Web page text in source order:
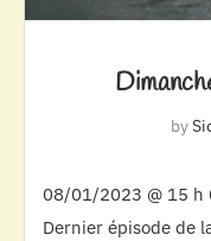
by
08/01/2023 @ 15 h
Dernier épisode de